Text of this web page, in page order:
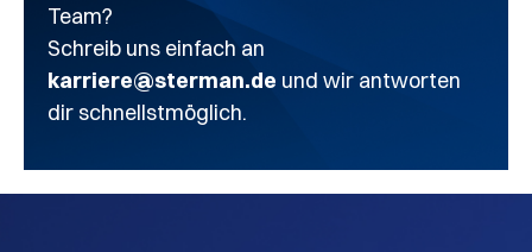
Team?
Schreib uns einfach an
karriere@sterman.de und wir antworten
dir schnellstmöglich.